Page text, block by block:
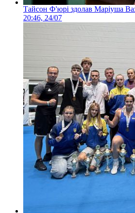
Тайсон Ф'юрі здолав Маріуша
20:46, 24/07